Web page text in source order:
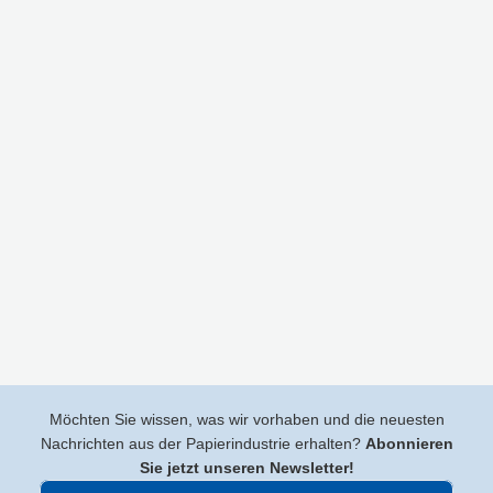
Möchten Sie wissen, was wir vorhaben und die neuesten
Nachrichten aus der Papierindustrie erhalten? Abonnieren
Sie jetzt unseren Newsletter!